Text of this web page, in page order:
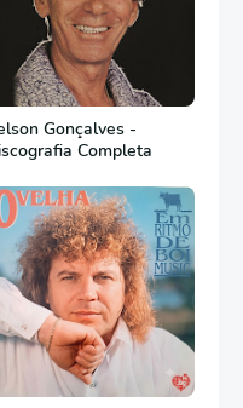
Gonçalves -
Completa